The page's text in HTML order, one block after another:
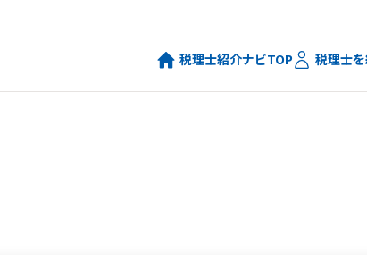
税理士紹介ナビTOP 税理士